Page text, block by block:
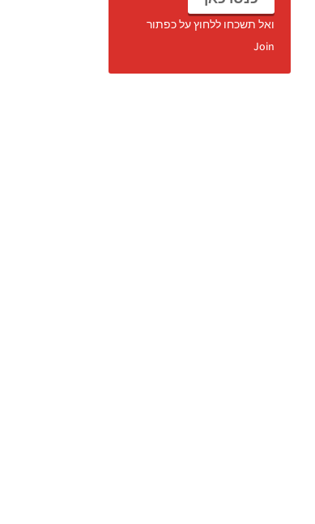
ואל תשכחו ללחוץ על כפתור
Join